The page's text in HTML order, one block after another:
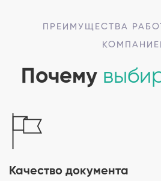
ПРЕИМУЩЕСТВА
Почему
Качество документа